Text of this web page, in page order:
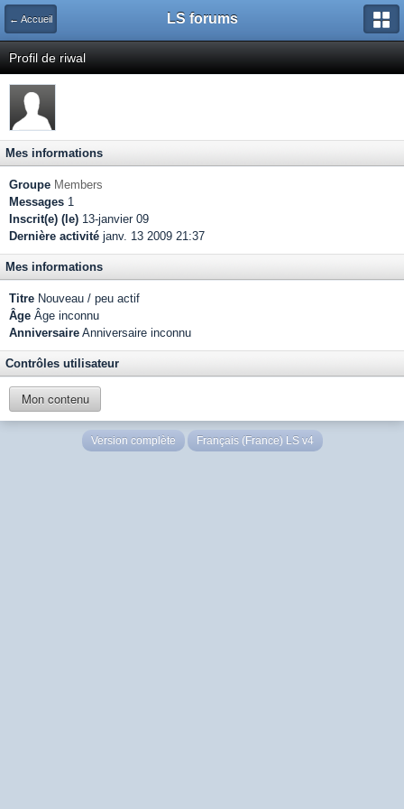
← Accueil LS forums
Profil de riwal
Mes informations
Groupe Members
Messages 1
Inscrit(e) (le) 13-janvier 09
Dernière activité janv. 13 2009 21:37
Mes informations
Titre Nouveau / peu actif
Âge Âge inconnu
Anniversaire Anniversaire inconnu
Contrôles utilisateur
Mon contenu
Version complète Français (France) LS v4